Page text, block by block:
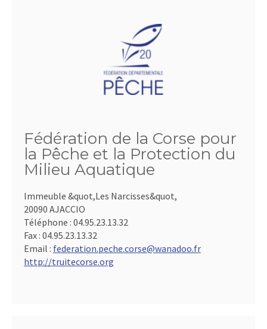
Fédération de la Corse pour
la Pêche et la Protection du
Milieu Aquatique
Immeuble &quot,Les Narcisses&quot,
20090 AJACCIO
Téléphone : 04.95.23.13.32
Fax : 04.95.23.13.32
Email : federation.peche.corse@wanadoo.fr
http://truitecorse.org